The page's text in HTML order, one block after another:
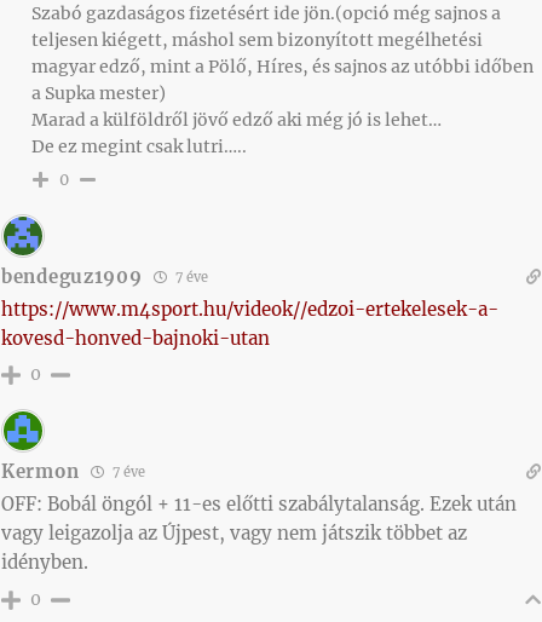
Szabó gazdaságos fizetésért ide jön.(opció még sajnos a
teljesen kiégett, máshol sem bizonyított megélhetési
magyar edző, mint a Pölő, Híres, és sajnos az utóbbi időben
a Supka mester)
Marad a külföldről jövő edző aki még jó is lehet…
De ez megint csak lutri…..
0
bendeguz1909 7 éve
https://www.m4sport.hu/videok//edzoi-ertekelesek-a-
kovesd-honved-bajnoki-utan
0
Kermon 7 éve
OFF: Bobál öngól + 11-es előtti szabálytalanság. Ezek után
vagy leigazolja az Újpest, vagy nem játszik többet az
idényben.
0